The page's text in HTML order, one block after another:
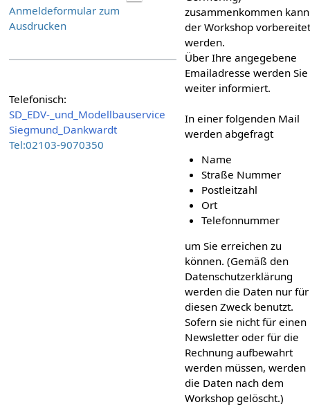
Anmeldeformular zum
Ausdrucken
Telefonisch:
SD_EDV-_und_Modellbauservice
Siegmund_Dankwardt
Tel:02103-9070350
zusammenkommen kann
der Workshop vorbereitet
werden.
Über Ihre angegebene
Emailadresse werden Sie
weiter informiert.
In einer folgenden Mail
werden abgefragt
Name
Straße Nummer
Postleitzahl
Ort
Telefonnummer
um Sie erreichen zu
können. (Gemäß den
Datenschutzerklärung
werden die Daten nur für
diesen Zweck benutzt.
Sofern sie nicht für einen
Newsletter oder für die
Rechnung aufbewahrt
werden müssen, werden
die Daten nach dem
Workshop gelöscht.)